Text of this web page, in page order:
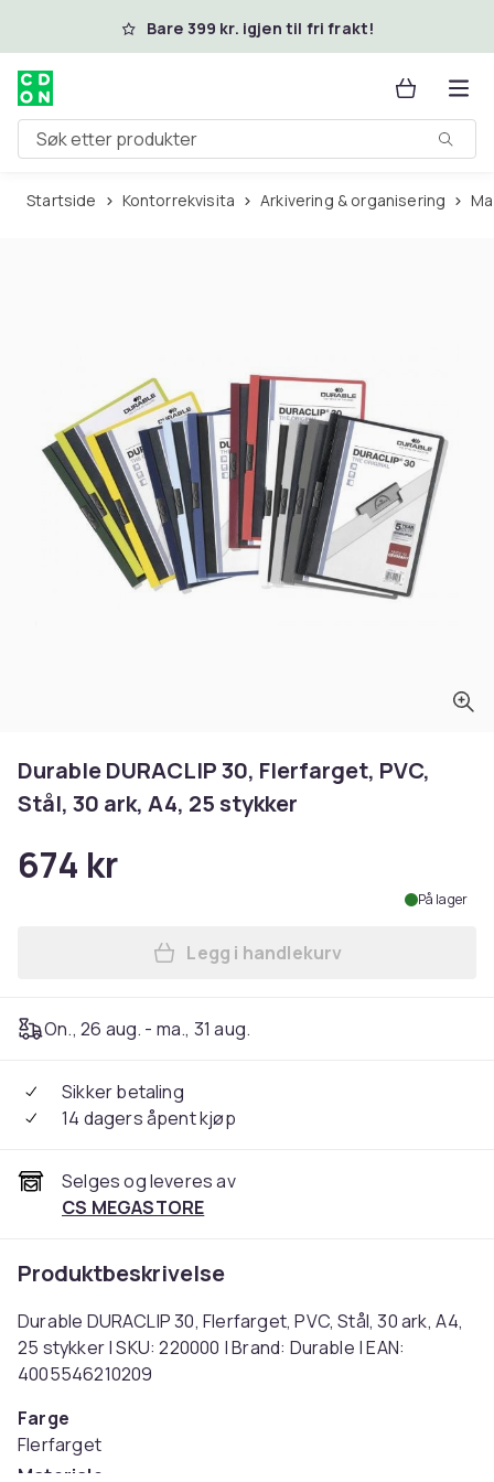
Hopp til hovedinnholdBare 399 kr. igjen til fri frakt!
Søk etter produkter
Startside Kontorrekvisita Arkivering & organisering
Durable DURACLIP 30, Flerfarget, PVC,
Stål, 30 ark, A4, 25 stykker
674 kr
På lager
Legg Durable DURACLIP
Legg i handlekurv
On., 26 aug. - ma., 31 aug.
Sikker betaling
14 dagers åpent kjøp
Selges og leveres av
CS MEGASTORE
Produktbeskrivelse
Durable DURACLIP 30, Flerfarget, PVC, Stål, 30 ark, A4,
25 stykker | SKU: 220000 | Brand: Durable | EAN:
4005546210209
Farge
Flerfarget
Materiale